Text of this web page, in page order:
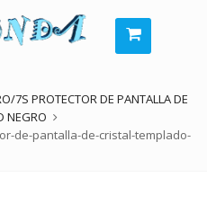
7S PROTECTOR DE PANTALLA DE
NEGRO
de-pantalla-de-cristal-templado-